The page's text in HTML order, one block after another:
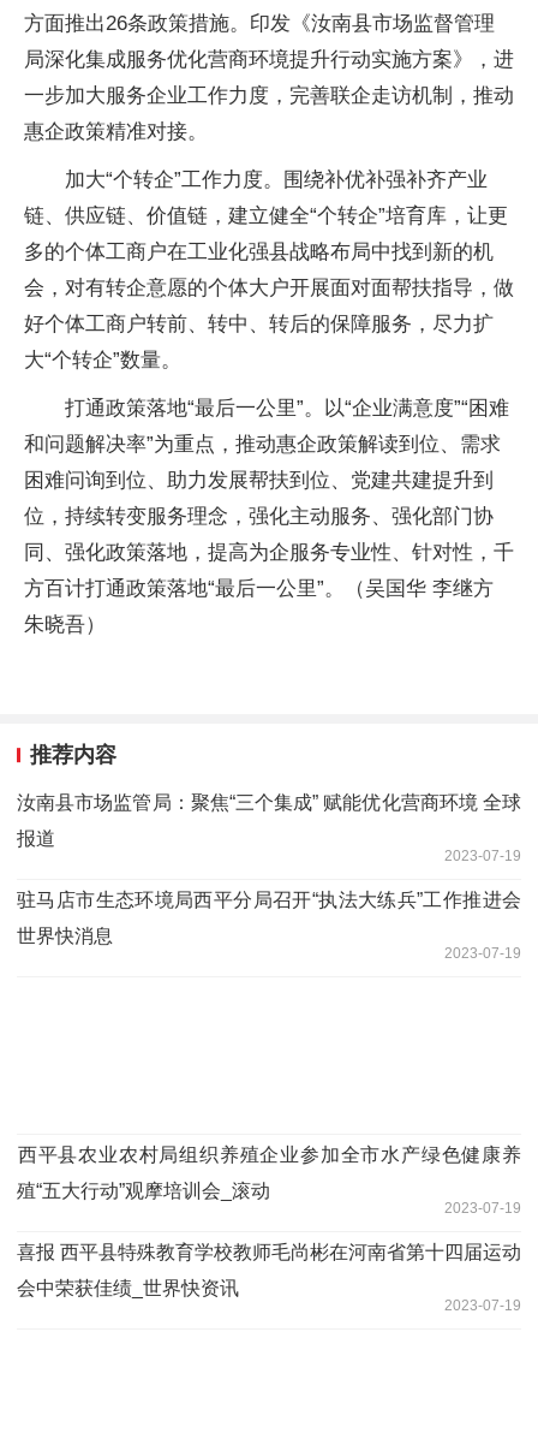
方面推出26条政策措施。印发《汝南县市场监督管理
局深化集成服务优化营商环境提升行动实施方案》，进
一步加大服务企业工作力度，完善联企走访机制，推动
惠企政策精准对接。
加大“个转企”工作力度。围绕补优补强补齐产业
链、供应链、价值链，建立健全“个转企”培育库，让更
多的个体工商户在工业化强县战略布局中找到新的机
会，对有转企意愿的个体大户开展面对面帮扶指导，做
好个体工商户转前、转中、转后的保障服务，尽力扩
大“个转企”数量。
打通政策落地“最后一公里”。以“企业满意度”“困难
和问题解决率”为重点，推动惠企政策解读到位、需求
困难问询到位、助力发展帮扶到位、党建共建提升到
位，持续转变服务理念，强化主动服务、强化部门协
同、强化政策落地，提高为企服务专业性、针对性，千
方百计打通政策落地“最后一公里”。（吴国华 李继方
朱晓吾）
推荐内容
​汝南县市场监管局：聚焦“三个集成” 赋能优化营商环境 全球
报道
2023-07-19
驻马店市生态环境局西平分局召开“执法大练兵”工作推进会
世界快消息
2023-07-19
​西平县农业农村局组织养殖企业参加全市水产绿色健康养
殖“五大行动”观摩培训会_滚动
2023-07-19
​喜报 西平县特殊教育学校教师毛尚彬在河南省第十四届运动
会中荣获佳绩_世界快资讯
2023-07-19